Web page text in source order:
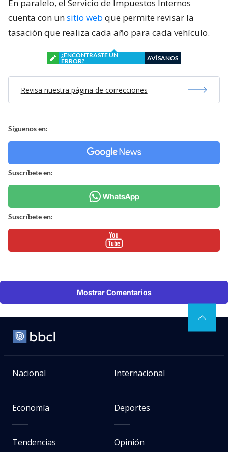
En paralelo, el Servicio de Impuestos Internos
cuenta con unsitio web que permite revisar la
tasación que realiza cada año para cada vehículo.
¿ENCONTRASTE UN
ERROR?
AVÍSANOS
Revisa nuestra página de correcciones
Síguenos en:
Suscríbete en:
Suscríbete en:
Mostrar Comentarios
Nacional Internacional
Economía Deportes
Tendencias Opinión